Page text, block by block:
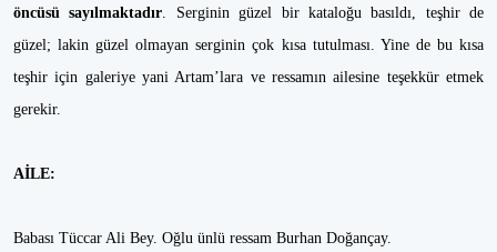
öncüsü sayılmaktadır. Serginin güzel bir kataloğu basıldı, teşhir de
güzel; lakin güzel olmayan serginin çok kısa tutulması. Yine de bu kısa
teşhir için galeriye yani Artam’lara ve ressamın ailesine teşekkür etmek
gerekir.
AİLE:
Babası Tüccar Ali Bey. Oğlu ünlü ressam Burhan Doğançay.